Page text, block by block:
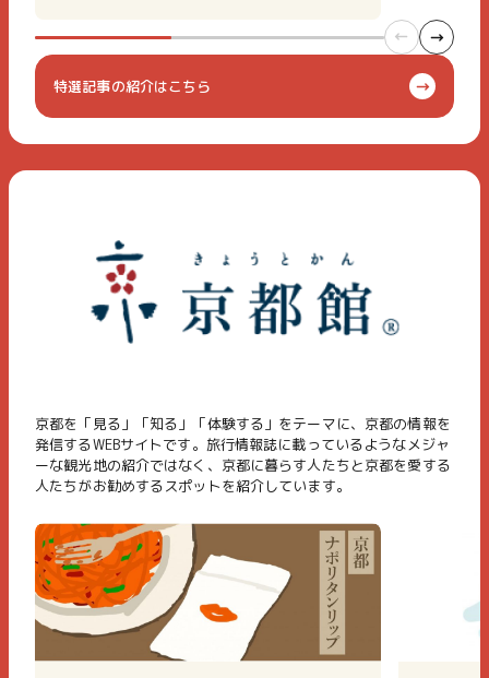
特選記事の紹介はこちら
京都を「見る」「知る」「体験する」をテーマに、京都の情報を
発信するWEBサイトです。旅行情報誌に載っているようなメジャ
ーな観光地の紹介ではなく、京都に暮らす人たちと京都を愛する
人たちがお勧めするスポットを紹介しています。